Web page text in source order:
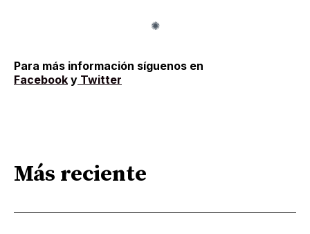
Para más información síguenos en
Facebook y Twitter
Más reciente